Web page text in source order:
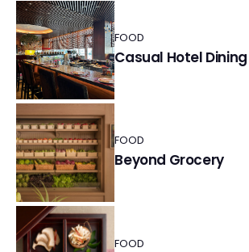
FOOD
Casual Hotel Dining
FOOD
Beyond Grocery
FOOD